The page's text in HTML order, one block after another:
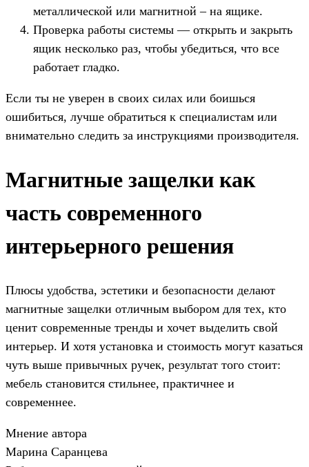
металлической или магнитной – на ящике.
Проверка работы системы — открыть и закрыть
ящик несколько раз, чтобы убедиться, что все
работает гладко.
Если ты не уверен в своих силах или боишься
ошибиться, лучше обратиться к специалистам или
внимательно следить за инструкциями производителя.
Магнитные защелки как
часть современного
интерьерного решения
Плюсы удобства, эстетики и безопасности делают
магнитные защелки отличным выбором для тех, кто
ценит современные тренды и хочет выделить свой
интерьер. И хотя установка и стоимость могут казаться
чуть выше привычных ручек, результат того стоит:
мебель становится стильнее, практичнее и
современнее.
Мнение автора
Марина Саранцева